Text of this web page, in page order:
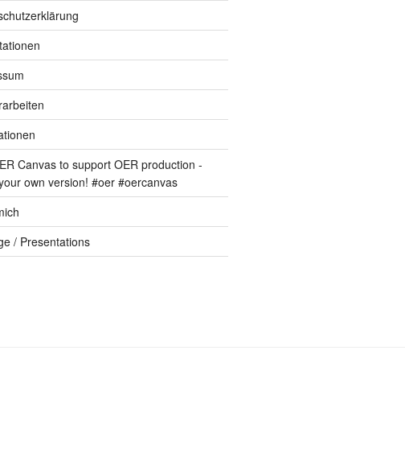
Canvas to support OER production -
own version! #oer #oercanvas
/ Presentations